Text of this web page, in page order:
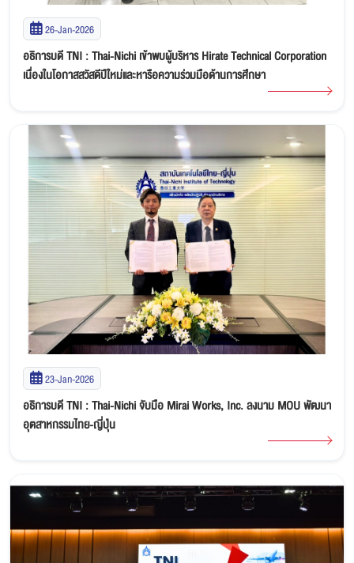
26-Jan-2026
อธิการบดี TNI : Thai-Nichi เข้าพบผู้บริหาร Hirate Technical Corporation
เนื่องในโอกาสสวัสดีปีใหม่และหารือความร่วมมือด้านการศึกษา
23-Jan-2026
อธิการบดี TNI : Thai-Nichi จับมือ Mirai Works, Inc. ลงนาม MOU พัฒนา
อุตสาหกรรมไทย-ญี่ปุ่น